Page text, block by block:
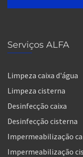
Serviços ALFA
Limpeza caixa d'água
Limpeza cisterna
Desinfecção caixa
Desinfecção cisterna
Impermeabilização
Impermeabilização